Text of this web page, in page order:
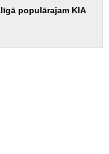
populārajam KIA